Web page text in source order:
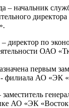
– начальник
директор по
ОАО
первым
филиала АО «ЭК
АО «ЭК